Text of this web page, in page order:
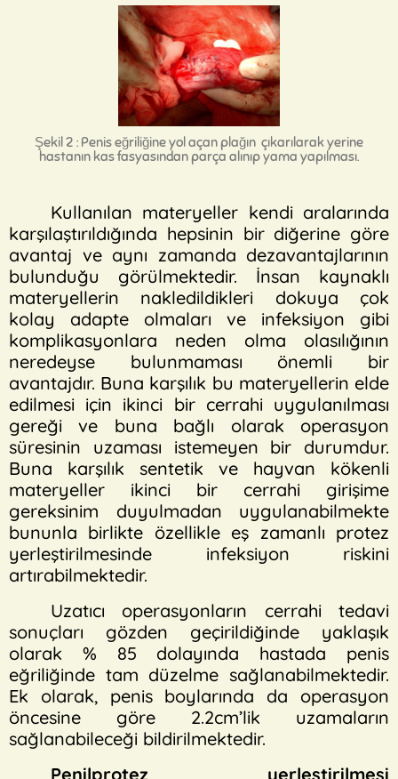
Şekil 2 : Penis eğriliğine yol açan plağın çıkarılarak yerine
hastanın kas fasyasından parça alınıp yama yapılması.
Kullanılan materyeller kendi aralarında
karşılaştırıldığında hepsinin bir diğerine göre
avantaj ve aynı zamanda dezavantajlarının
bulunduğu görülmektedir. İnsan kaynaklı
materyellerin nakledildikleri dokuya çok
kolay adapte olmaları ve infeksiyon gibi
komplikasyonlara neden olma olasılığının
neredeyse bulunmaması önemli bir
avantajdır. Buna karşılık bu materyellerin elde
edilmesi için ikinci bir cerrahi uygulanılması
gereği ve buna bağlı olarak operasyon
süresinin uzaması istemeyen bir durumdur.
Buna karşılık sentetik ve hayvan kökenli
materyeller ikinci bir cerrahi girişime
gereksinim duyulmadan uygulanabilmekte
bununla birlikte özellikle eş zamanlı protez
yerleştirilmesinde infeksiyon riskini
artırabilmektedir.
Uzatıcı operasyonların cerrahi tedavi
sonuçları gözden geçirildiğinde yaklaşık
olarak % 85 dolayında hastada penis
eğriliğinde tam düzelme sağlanabilmektedir.
Ek olarak, penis boylarında da operasyon
öncesine göre 2.2cm’lik uzamaların
sağlanabileceği bildirilmektedir.
Penilprotez yerleştirilmesi